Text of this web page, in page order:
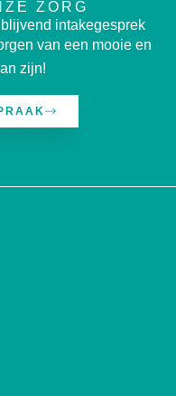
ZORG
intakegesprek
van een mooie en
zijn!